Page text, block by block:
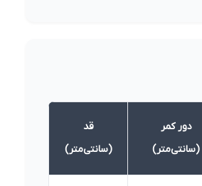
دور کمر
(سانتی‌متر)
قد
(سانتی‌متر)